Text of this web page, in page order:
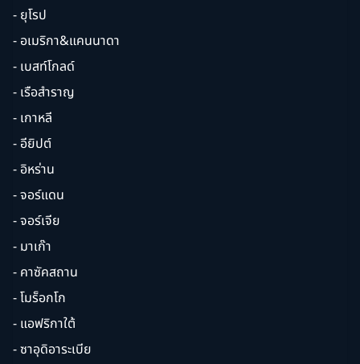
- ยุโรป
- อเมริกา&แคนนาดา
- เบสท์โกลด์
- เรือสำราญ
- เกาหลี
- อียิปต์
- อิหร่าน
- จอร์แดน
- จอร์เจีย
- มาเก๊า
- คาซัคสถาน
- โมร็อกโก
- แอฟริกาใต้
- ซาอุดิอาระเบีย